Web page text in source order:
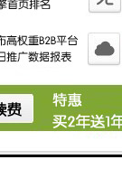
满意及认
主楼A座：
层，地下4